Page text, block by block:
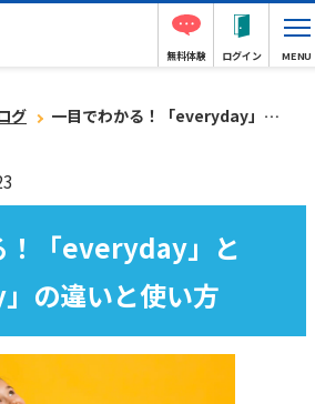
無料体験 ログイン MENU
グ 一目でわかる！「everyday」と「every day」の違いと使い方
！「everyday」と
の違いと使い方